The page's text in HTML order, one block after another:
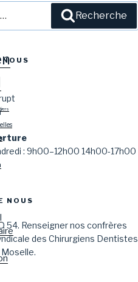
Recherche
: 9h00–12h00 14h00-17h00
NOUS
54. Renseigner nos confrères
des Chirurgiens Dentistes